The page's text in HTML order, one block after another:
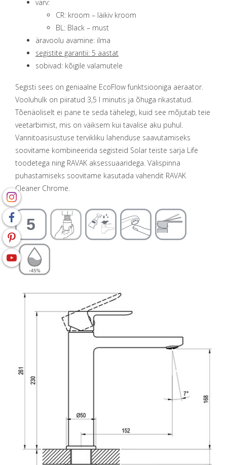
värv:
CR: kroom – läikiv kroom
BL: Black – must
äravoolu avamine: ilma
segistite garantii: 5 aastat
sobivad: kõigile valamutele
Segisti sees on geniaalne EcoFlow funktsiooniga aeraator.
Vooluhulk on piiratud 3,5 l minutis ja õhuga rikastatud.
Tõenäoliselt ei pane te seda tähelegi, kuid see mõjutab teie
veetarbimist, mis on väiksem kui tavalise aku puhul.
Vannitoasisustuse tervikliku lahenduse saavutamiseks
soovitame kombineerida segisteid Solar teiste sarja Life
toodetega ning RAVAK aksessuaaridega. Välispinna
puhastamiseks soovitame kasutada vahendit RAVAK
Cleaner Chrome.